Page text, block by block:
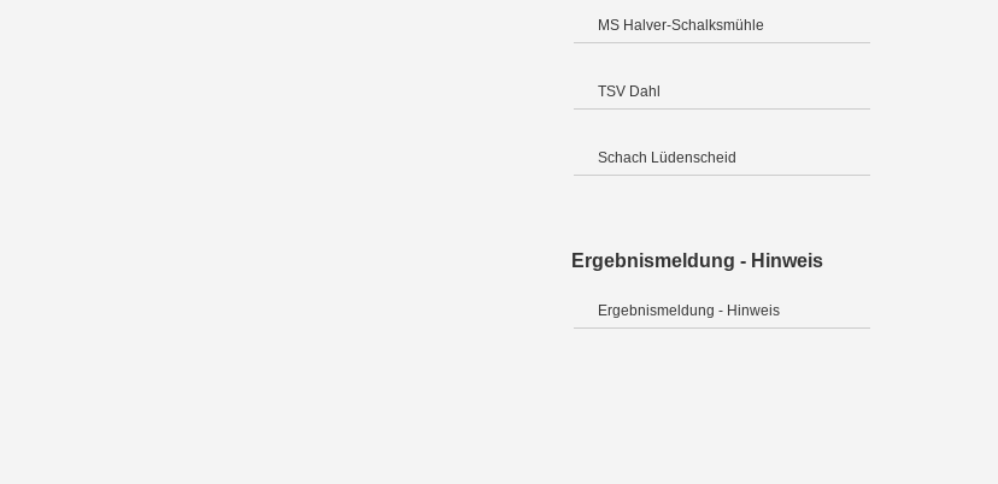
MS Halver-Schalksmühle
TSV Dahl
Schach Lüdenscheid
Ergebnismeldung - Hinweis
Ergebnismeldung - Hinweis